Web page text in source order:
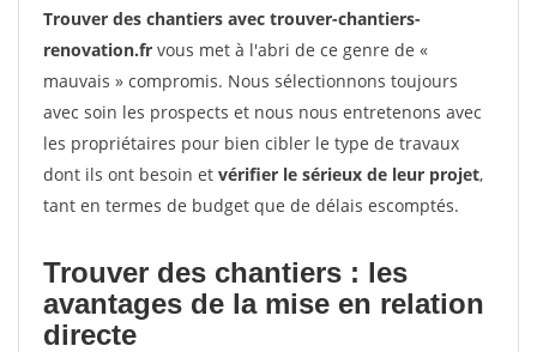
Trouver des chantiers avec trouver-chantiers-
renovation.fr vous met à l'abri de ce genre de «
mauvais » compromis. Nous sélectionnons toujours
avec soin les prospects et nous nous entretenons avec
les propriétaires pour bien cibler le type de travaux
dont ils ont besoin et vérifier le sérieux de leur projet,
tant en termes de budget que de délais escomptés.
Trouver des chantiers : les
avantages de la mise en relation
directe